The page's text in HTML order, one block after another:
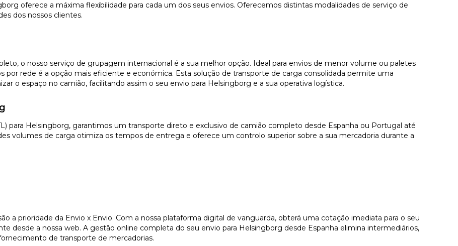
oferece a máxima flexibilidade para cada um dos seus envios. Oferecemos distintas modalidades de serviço de
dos nossos clientes.
o nosso serviço de grupagem internacional é a sua melhor opção. Ideal para envios de menor volume ou paletes
por rede é a opção mais eficiente e económica. Esta solução de transporte de carga consolidada permite uma
o espaço no camião, facilitando assim o seu envio para Helsingborg e a sua operativa logística.
para Helsingborg, garantimos um transporte direto e exclusivo de camião completo desde Espanha ou Portugal até
volumes de carga otimiza os tempos de entrega e oferece um controlo superior sobre a sua mercadoria durante a
a prioridade da Envio x Envio. Com a nossa plataforma digital de vanguarda, obterá uma cotação imediata para o seu
desde a nossa web. A gestão online completa do seu envio para Helsingborg desde Espanha elimina intermediários,
de transporte de mercadorias.